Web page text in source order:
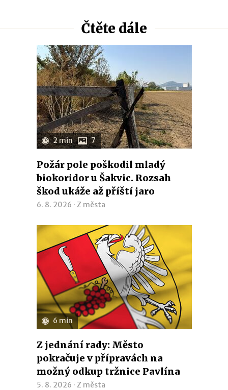
Čtěte dále
2 min 7
Požár pole poškodil mladý
biokoridor u Šakvic. Rozsah
škod ukáže až příští jaro
6. 8. 2026 · Z města
6 min
Z jednání rady: Město
pokračuje v přípravách na
možný odkup tržnice Pavlína
5. 8. 2026 · Z města